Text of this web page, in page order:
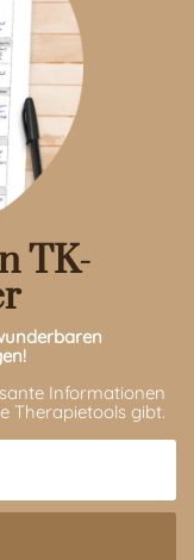
TK-
Informationen
Therapietools gibt.